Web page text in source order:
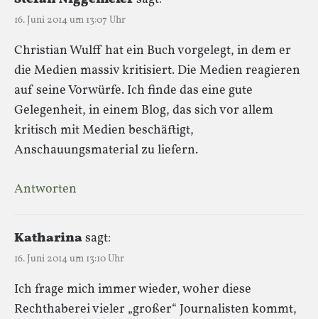
16. Juni 2014 um 13:07 Uhr
Christian Wulff hat ein Buch vorgelegt, in dem er
die Medien massiv kritisiert. Die Medien reagieren
auf seine Vorwürfe. Ich finde das eine gute
Gelegenheit, in einem Blog, das sich vor allem
kritisch mit Medien beschäftigt,
Anschauungsmaterial zu liefern.
Antworten
Katharinasagt:
16. Juni 2014 um 13:10 Uhr
Ich frage mich immer wieder, woher diese
Rechthaberei vieler „großer“ Journalisten kommt,